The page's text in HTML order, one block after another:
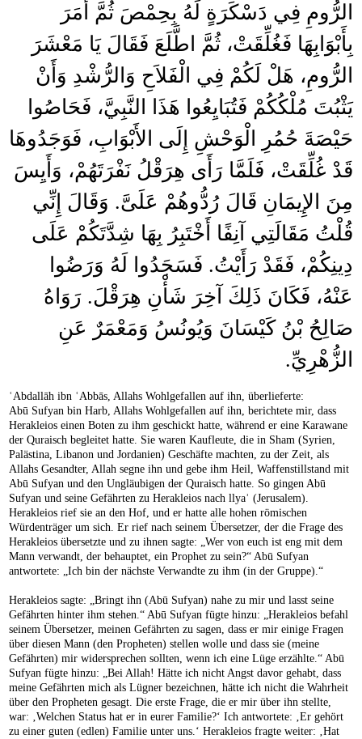
الرُّومِ فِي دَسْكَرَةٍ لَهُ بِحِمْصَ ثُمَّ أَمَرَ
بِأَبْوَابِهَا فَغُلِّقَتْ، ثُمَّ اطَّلَعَ فَقَالَ يَا مَعْشَرَ
الرُّومِ، هَلْ لَكُمْ فِي الْفَلاَحِ وَالرُّشْدِ وَأَنْ
يَثْبُتَ مُلْكُكُمْ فَتُبَايِعُوا هَذَا النَّبِيَّ، فَحَاصُوا
حَيْصَةَ حُمُرِ الْوَحْشِ إِلَى الأَبْوَابِ، فَوَجَدُوهَا
قَدْ غُلِّقَتْ، فَلَمَّا رَأَى هِرَقْلُ نَفْرَتَهُمْ، وَأَيِسَ
مِنَ الإِيمَانِ قَالَ رُدُّوهُمْ عَلَىَّ‏.‏ وَقَالَ إِنِّي
قُلْتُ مَقَالَتِي آنِفًا أَخْتَبِرُ بِهَا شِدَّتَكُمْ عَلَى
دِينِكُمْ، فَقَدْ رَأَيْتُ‏.‏ فَسَجَدُوا لَهُ وَرَضُوا
عَنْهُ، فَكَانَ ذَلِكَ آخِرَ شَأْنِ هِرَقْلَ‏.‏ رَوَاهُ
صَالِحُ بْنُ كَيْسَانَ وَيُونُسُ وَمَعْمَرٌ عَنِ
الزُّهْرِيِّ‏.‏
ʿAbdallāh ibn ʿAbbās, Allahs Wohlgefallen auf ihn, überlieferte:
Abū Sufyan bin Harb, Allahs Wohlgefallen auf ihn, berichtete mir, dass
Herakleios einen Boten zu ihm geschickt hatte, während er eine Karawane
der Quraisch begleitet hatte. Sie waren Kaufleute, die in Sham (Syrien,
Palästina, Libanon und Jordanien) Geschäfte machten, zu der Zeit, als
Allahs Gesandter, Allah segne ihn und gebe ihm Heil, Waffenstillstand mit
Abū Sufyan und den Ungläubigen der Quraisch hatte. So gingen Abū
Sufyan und seine Gefährten zu Herakleios nach llyaʾ (Jerusalem).
Herakleios rief sie an den Hof, und er hatte alle hohen römischen
Würdenträger um sich. Er rief nach seinem Übersetzer, der die Frage des
Herakleios übersetzte und zu ihnen sagte: „Wer von euch ist eng mit dem
Mann verwandt, der behauptet, ein Prophet zu sein?“ Abū Sufyan
antwortete: „Ich bin der nächste Verwandte zu ihm (in der Gruppe).“
Herakleios sagte: „Bringt ihn (Abū Sufyan) nahe zu mir und lasst seine
Gefährten hinter ihm stehen.“ Abū Sufyan fügte hinzu: „Herakleios befahl
seinem Übersetzer, meinen Gefährten zu sagen, dass er mir einige Fragen
über diesen Mann (den Propheten) stellen wolle und dass sie (meine
Gefährten) mir widersprechen sollten, wenn ich eine Lüge erzählte.“ Abū
Sufyan fügte hinzu: „Bei Allah! Hätte ich nicht Angst davor gehabt, dass
meine Gefährten mich als Lügner bezeichnen, hätte ich nicht die Wahrheit
über den Propheten gesagt. Die erste Frage, die er mir über ihn stellte,
war: ‚Welchen Status hat er in eurer Familie?‘ Ich antwortete: ‚Er gehört
zu einer guten (edlen) Familie unter uns.‘ Herakleios fragte weiter: ‚Hat